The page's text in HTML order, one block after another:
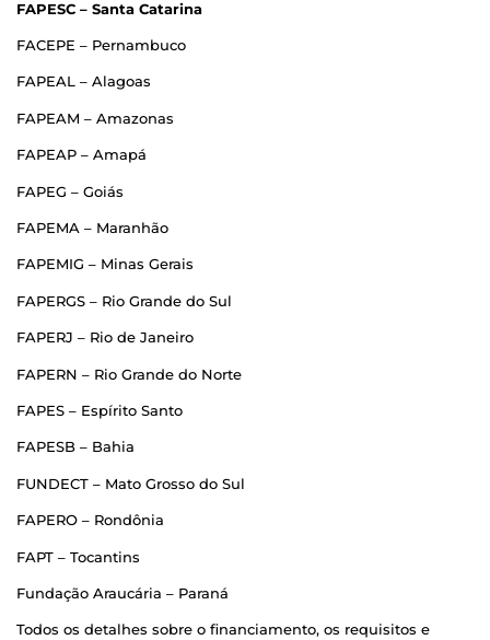
FAPESC – Santa Catarina
FACEPE – Pernambuco
FAPEAL – Alagoas
FAPEAM – Amazonas
FAPEAP – Amapá
FAPEG – Goiás
FAPEMA – Maranhão
FAPEMIG – Minas Gerais
FAPERGS – Rio Grande do Sul
FAPERJ – Rio de Janeiro
FAPERN – Rio Grande do Norte
FAPES – Espírito Santo
FAPESB – Bahia
FUNDECT – Mato Grosso do Sul
FAPERO – Rondônia
FAPT – Tocantins
Fundação Araucária – Paraná
Todos os detalhes sobre o financiamento, os requisitos e